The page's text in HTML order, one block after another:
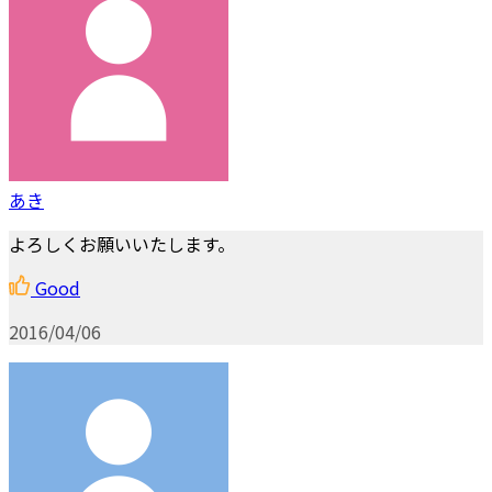
あき
よろしくお願いいたします。
Good
2016/04/06